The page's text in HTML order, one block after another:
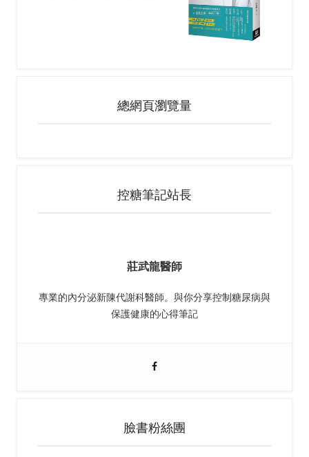
總網頁瀏覽量
控糖筆記站長
莊武龍醫師
專業的內分泌新陳代謝科醫師。與你分享控制糖尿病與
保護健康的心得筆記
臉書粉絲團